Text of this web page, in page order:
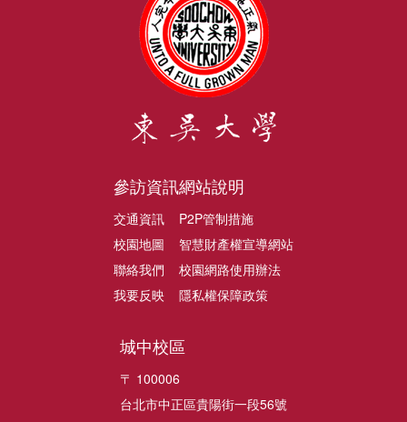
參訪資訊
交通資訊
校園地圖
聯絡我們
我要反映
網站說明
P2P管制措施
智慧財產權宣導網站
校園網路使用辦法
隱私權保障政策
城中校區
〒 100006
台北市中正區貴陽街一段56號